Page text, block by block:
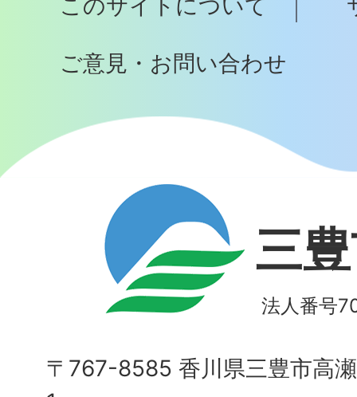
へ
このサイトについて
ご意見・お問い合わせ
三
法人番号
〒767-8585 香川県三豊市高